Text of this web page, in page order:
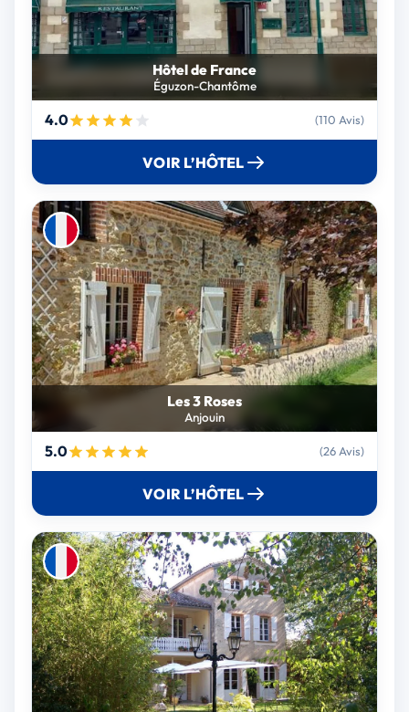
Hôtel de France
Éguzon-Chantôme
4.0 (110 Avis)
VOIR L’HÔTEL
Les 3 Roses
Anjouin
5.0 (26 Avis)
VOIR L’HÔTEL